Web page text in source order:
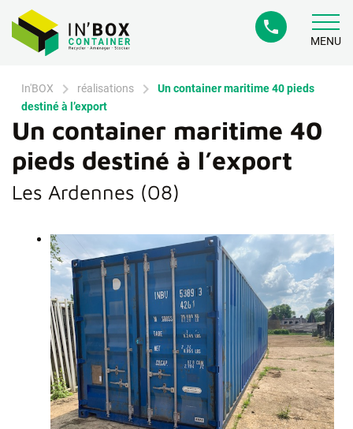
phone
MENU
In'BOX chevron_right réalisations chevron_right
Un container maritime 40 pieds
destiné à l’export
Un container maritime 40
pieds destiné à l’export
Les Ardennes (08)